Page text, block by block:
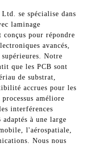
se spécialise dans
laminage
pour répondre
avancés,
Notre
que les PCB sont
de substrat,
accrues pour les
améliore
interférences
à une large
l'aérospatiale,
Nous nous